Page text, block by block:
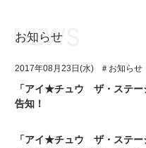
ユニット&キャラクター
アプリゲーム
アイ★チュウとは
ユニット&キャラクター
お知らせ
2017年08月23日(水) ＃お知らせ
「アイ★チュウ ザ・ステ
告知！
「アイ★チュウ ザ・ステ